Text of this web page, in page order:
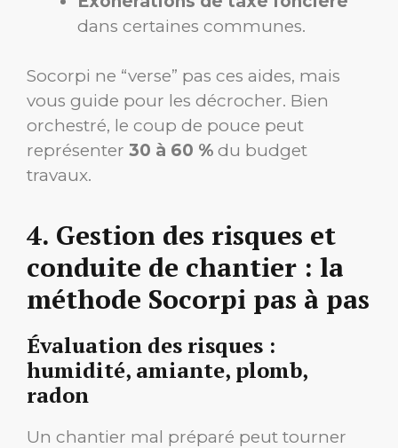
dans certaines communes.
Socorpi ne “verse” pas ces aides, mais
vous guide pour les décrocher. Bien
orchestré, le coup de pouce peut
représenter 30 à 60 % du budget
travaux.
4. Gestion des risques et
conduite de chantier : la
méthode Socorpi pas à pas
Évaluation des risques :
humidité, amiante, plomb,
radon
Un chantier mal préparé peut tourner